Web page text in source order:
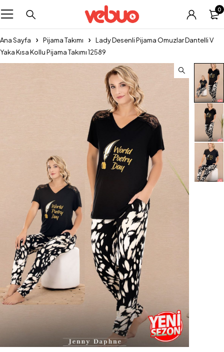
0
Ana Sayfa Pijama Takımı
Lady Desenli Pijama Omuzlar Dantelli V
Yaka Kısa Kollu Pijama Takımı 12589